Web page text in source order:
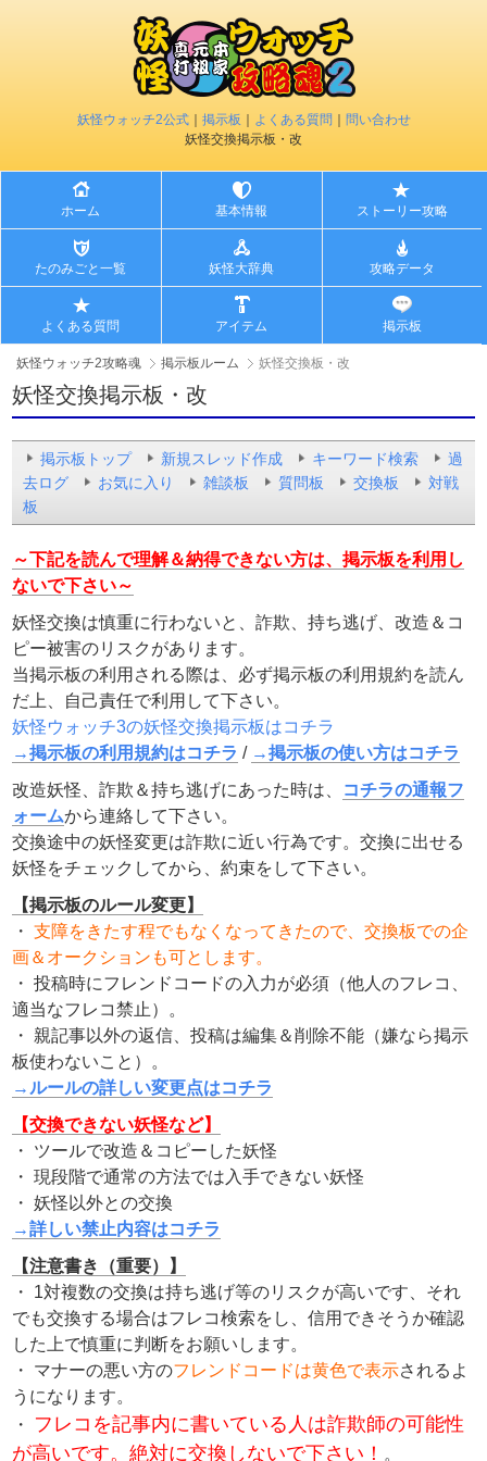
妖怪ウォッチ2公式｜ 掲示板 よくある質問
問い合わせ
妖怪交換掲示板・改
ホーム 基本情報 ストーリー攻略
たのみごと一覧 妖怪大辞典 攻略データ
よくある質問 アイテム 掲示板
妖怪ウォッチ2攻略魂 掲示板ルーム 妖怪交換板・改
妖怪交換掲示板・改
掲示板トップ 新規スレッド作成 キーワード検索
過
去ログ
お気に入り 雑談板 質問板 交換板
対戦
板
～下記を読んで理解＆納得できない方は、掲示板を利用し
ないで下さい～
妖怪交換は慎重に行わないと、詐欺、持ち逃げ、改造＆コ
ピー被害のリスクがあります。
当掲示板の利用される際は、必ず掲示板の利用規約を読ん
だ上、自己責任で利用して下さい。
妖怪ウォッチ3の妖怪交換掲示板はコチラ
→掲示板の利用規約はコチラ / →掲示板の使い方はコチラ
改造妖怪、詐欺＆持ち逃げにあった時は、
コチラの通報フ
ォームから連絡して下さい。
交換途中の妖怪変更は詐欺に近い行為です。交換に出せる
妖怪をチェックしてから、約束をして下さい。
【掲示板のルール変更】
・支障をきたす程でもなくなってきたので、交換板での企
画＆オークションも可とします。
・ 投稿時にフレンドコードの入力が必須（他人のフレコ、
適当なフレコ禁止）。
・ 親記事以外の返信、投稿は編集＆削除不能（嫌なら掲示
板使わないこと）。
→ルールの詳しい変更点はコチラ
【交換できない妖怪など】
・ ツールで改造＆コピーした妖怪
・ 現段階で通常の方法では入手できない妖怪
・ 妖怪以外との交換
→詳しい禁止内容はコチラ
【注意書き（重要）】
・ 1対複数の交換は持ち逃げ等のリスクが高いです、それ
でも交換する場合はフレコ検索をし、信用できそうか確認
した上で慎重に判断をお願いします。
・ マナーの悪い方のフレンドコードは黄色で表示されるよ
うになります。
・
フレコを記事内に書いている人は詐欺師の可能性
が高いです。絶対に交換しないで下さい！ 。